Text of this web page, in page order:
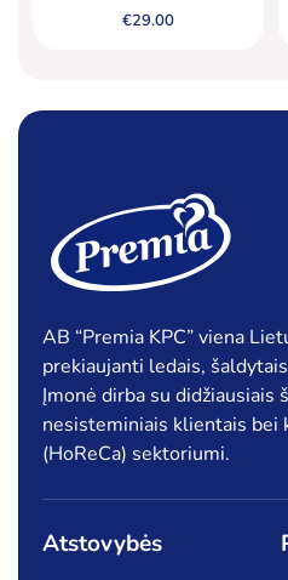
€29.00
AB “Premia KPC” viena
prekiaujanti ledais,
Įmonė dirba su didžiausiais
nesisteminiais klientais bei
(HoReCa) sektoriumi.
Atstovybės